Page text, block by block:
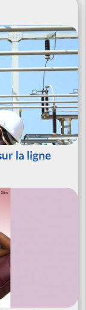
la ligne